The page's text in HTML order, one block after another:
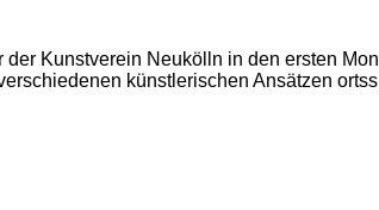
Kunstverein Neukölln in den ersten
künstlerischen Ansätzen